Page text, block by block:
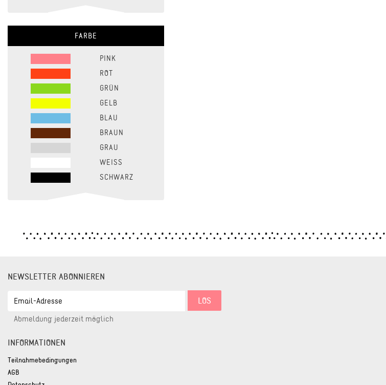
FARBE
PINK
ROT
GRÜN
GELB
BLAU
BRAUN
GRAU
WEISS
SCHWARZ
NEWSLETTER ABONNIEREN
ADRESSE
LOS
Abmeldung jederzeit möglich
INFORMATIONEN
Teilnahmebedingungen
AGB